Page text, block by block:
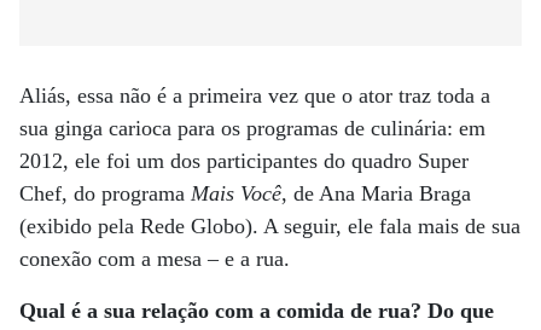
Aliás, essa não é a primeira vez que o ator traz toda a
sua ginga carioca para os programas de culinária: em
2012, ele foi um dos participantes do quadro Super
Chef, do programa Mais Você, de Ana Maria Braga
(exibido pela Rede Globo). A seguir, ele fala mais de sua
conexão com a mesa – e a rua.
Qual é a sua relação com a comida de rua? Do que